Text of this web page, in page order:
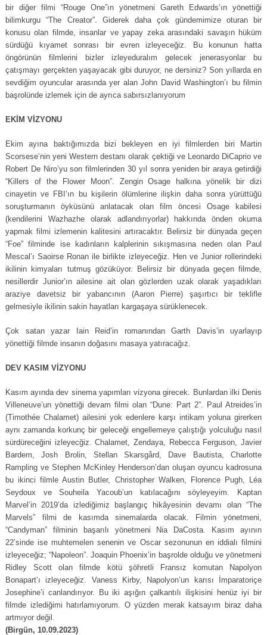
bir diğer filmi “Rouge One”ın yönetmeni Gareth Edwards’ın yönettiği
bilimkurgu “The Creator”. Giderek daha çok gündemimize oturan bir
konusu olan filmde, insanlar ve yapay zeka arasındaki savaşın hüküm
sürdüğü kıyamet sonrası bir evren izleyeceğiz. Bu konunun hatta
öngörünün filmlerini bizler izleyeduralım gelecek jenerasyonlar bu
çatışmayı gerçekten yaşayacak gibi duruyor, ne dersiniz? Son yıllarda en
sevdiğim oyuncular arasında yer alan John David Washington’ı bu filmin
başrolünde izlemek için de ayrıca sabırsızlanıyorum
EKİM VİZYONU
Ekim ayına baktığımızda bizi bekleyen en iyi filmlerden biri Martin
Scorsese’nin yeni Western destanı olarak çektiği ve Leonardo DiCaprio ve
Robert De Niro’yu son filmlerinden 30 yıl sonra yeniden bir araya getirdiği
“Killers of the Flower Moon”. Zengin Osage halkına yönelik bir dizi
cinayetin ve FBI’ın bu kişilerin ölümlerine ilişkin daha sonra yürüttüğü
soruşturmanın öyküsünü anlatacak olan film öncesi Osage kabilesi
(kendilerini Wazhazhe olarak adlandırıyorlar) hakkında önden okuma
yapmak filmi izlemenin kalitesini artıracaktır. Belirsiz bir dünyada geçen
“Foe” filminde ise kadınların kalplerinin sıkışmasına neden olan Paul
Mescal’ı Saoirse Ronan ile birlikte izleyeceğiz. Hen ve Junior rollerindeki
ikilinin kimyaları tutmuş gözüküyor. Belirsiz bir dünyada geçen filmde,
nesillerdir Junior’ın ailesine ait olan gözlerden uzak olarak yaşadıkları
araziye davetsiz bir yabancının (Aaron Pierre) şaşırtıcı bir teklifle
gelmesiyle ikilinin sakin hayatları kargaşaya sürüklenecek.
Çok satan yazar Iain Reid’in romanından Garth Davis’in uyarlayıp
yönettiği filmde insanın doğasını masaya yatıracağız.
DEV KASIM VİZYONU
Kasım ayında dev sinema yapımları vizyona girecek. Bunlardan ilki Denis
Villeneuve’un yönettiği devam filmi olan “Dune: Part 2”. Paul Atreides’in
(Timothée Chalamet) ailesini yok edenlere karşı intikam yoluna girerken
aynı zamanda korkunç bir geleceği engellemeye çalıştığı yolculuğu nasıl
sürdüreceğini izleyecğiz. Chalamet, Zendaya, Rebecca Ferguson, Javier
Bardem, Josh Brolin, Stellan Skarsgård, Dave Bautista, Charlotte
Rampling ve Stephen McKinley Henderson’dan oluşan oyuncu kadrosuna
bu ikinci filmle Austin Butler, Christopher Walken, Florence Pugh, Léa
Seydoux ve Souheila Yacoub’un katılacağını söyleyeyim. Kaptan
Marvel’in 2019’da izlediğimiz başlangıç ​​hikâyesinin devamı olan “The
Marvels” filmi de kasımda sinemalarda olacak. Filmin yönetmeni,
“Candyman” filminin başarılı yönetmeni Nia DaCosta. Kasım ayının
22’sinde ise muhtemelen senenin ve Oscar sezonunun en iddialı filmini
izleyeceğiz; “Napoleon”. Joaquin Phoenix’in başrolde olduğu ve yönetmeni
Ridley Scott olan filmde kötü şöhretli Fransız komutan Napolyon
Bonapart’ı izleyeceğiz. Vaness Kirby, Napolyon’un karısı İmparatoriçe
Josephine’i canlandırıyor. Bu iki aşığın çalkantılı ilişkisini henüz iyi bir
filmde izlediğimi hatırlamıyorum. O yüzden merak katsayım biraz daha
artmıyor değil.
(Birgün, 10.09.2023)